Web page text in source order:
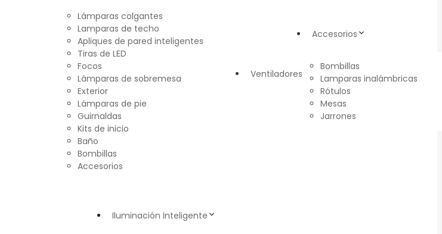
Lámparas colgantes
Lamparas de techo
Apliques de pared inteligentes
Tiras de LED
Focos
Lámparas de sobremesa
Exterior
Lámparas de pie
Guirnaldas
Kits de inicio
Baño
Bombillas
Accesorios
Ventiladores
Accesorios
Bombillas
Lamparas inalámbricas
Rótulos
Mesas
Jarrones
Iluminación Inteligente